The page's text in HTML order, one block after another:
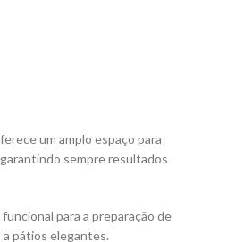
um amplo espaço para
sempre resultados
para a preparação de
pátios elegantes.